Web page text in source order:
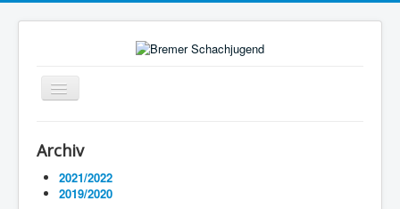
Navigation
an/aus
Termine
Archiv
2021/2022
2019/2020